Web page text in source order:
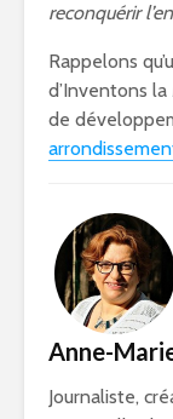
reconquérir
Rappelons
d’Inventons
de
Anne-
Journaliste,